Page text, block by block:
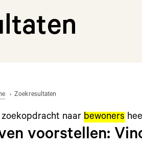
Zoekresultaten
naar bewoners
voorstellen: